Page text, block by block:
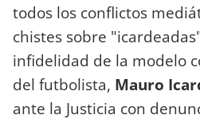
todos los conflictos
chistes sobre
infidelidad de la modelo
del futbolista, Mauro
ante la Justicia con